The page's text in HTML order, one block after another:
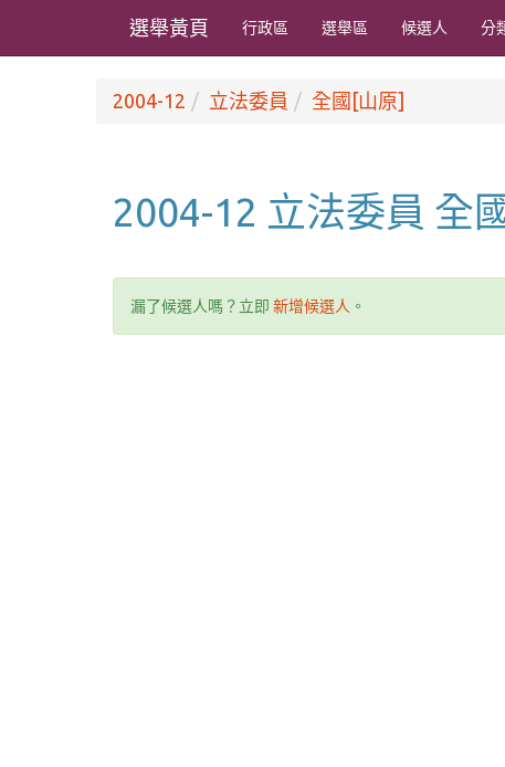
選舉黃頁 行政區 選舉區 候選人 分
2004-12 立法委員 全國[山原]
2004-12 立法委員 全
漏了候選人嗎？立即 新增候選人 。